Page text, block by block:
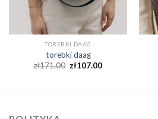
TOREBKI DAAG
torebki daag
zł171.00 zł107.00